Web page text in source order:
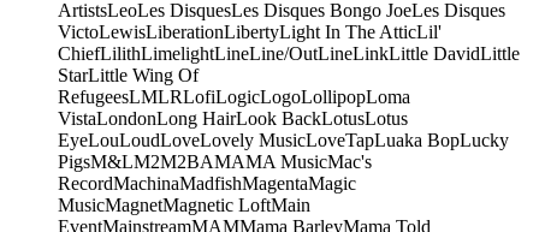
ArtistsLeoLes DisquesLes Disques Bongo JoeLes Disques
VictoLewisLiberationLibertyLight In The AtticLil'
ChiefLilithLimelightLineLine/OutLineLinkLittle DavidLittle
StarLittle Wing Of
RefugeesLMLRLofiLogicLogoLollipopLoma
VistaLondonLong HairLook BackLotusLotus
EyeLouLoudLoveLovely MusicLoveTapLuaka BopLucky
PigsM&LM2M2BAMAMA MusicMac's
RecordMachinaMadfishMagentaMagic
MusicMagnetMagnetic LoftMain
EventMainstreamMAMMama BarleyMama Told